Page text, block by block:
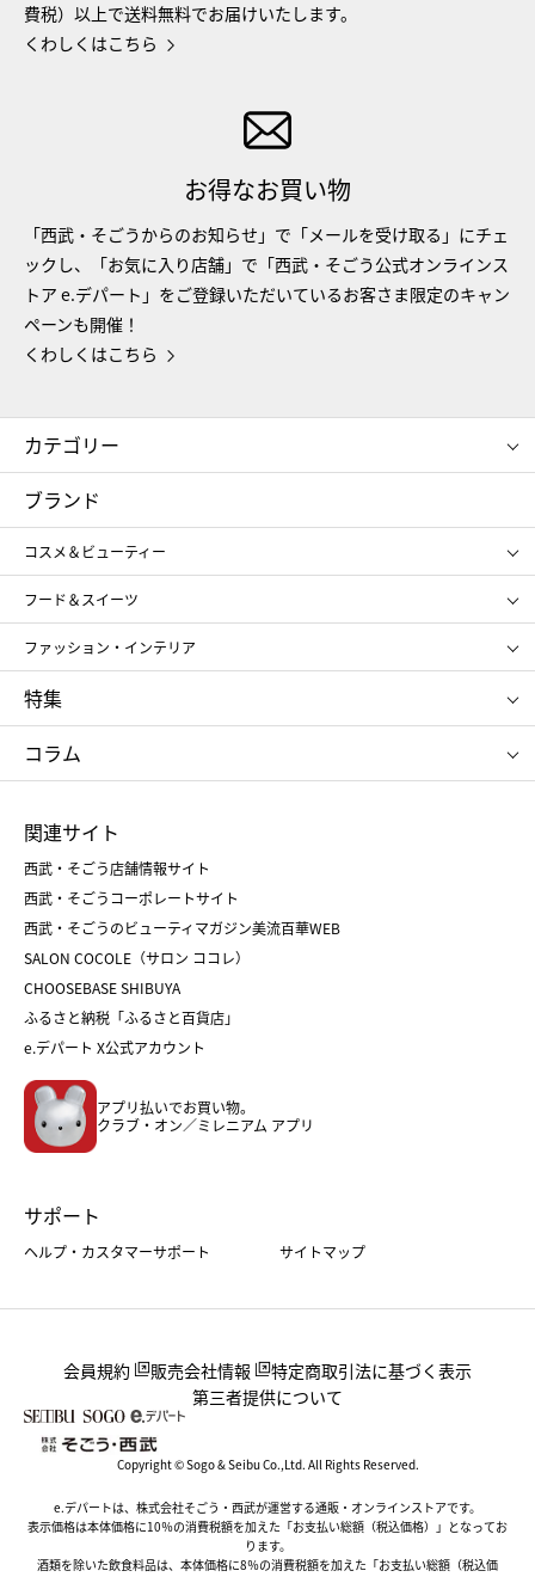
費税）以上で送料無料でお届けいたします。
くわしくはこちら
お得なお買い物
「西武・そごうからのお知らせ」で「メールを受け取る」にチェ
ックし、「お気に入り店舗」で「西武・そごう公式オンラインス
トア e.デパート」をご登録いただいているお客さま限定のキャン
ペーンも開催！
くわしくはこちら
カテゴリー
コスメ＆ビューティー
ギフト
レディース
メンズ
スポーツ・アウトドア
お中元
お歳暮
ブランド
コスメ＆ビューティー
SHISEIDO
ポール&ジョー ボーテ
ジルスチュアート
NARS
RMK
クリニーク
SK-Ⅱ
フード＆スイーツ
アンリ・シャルパンティエ
ゴディバ
新宿高野
たねや
ねんりん家
ファッション・インテリア
ポロ ラルフ ローレン
タケオ キクチ
ママ＆キッズ
シュタイフ
特集
お中元
ひな人形
五月人形
父の日
クリスマスケーキ
ホワイトデー
コラム
菓子折り
和菓子
人気のギフト
バレンタイン
ホワイトデー
おせち
フード
ホーム・キッチン＆アート
関連サイト
西武・そごう店舗情報サイト
西武・そごうコーポレートサイト
西武・そごうのビューティマガジン美流百華WEB
SALON COCOLE（サロン ココレ）
CHOOSEBASE SHIBUYA
ふるさと納税「ふるさと百貨店」
e.デパート X公式アカウント
アプリ払いでお買い物。
クラブ・オン／ミレニアム アプリ
サポート
ヘルプ・カスタマーサポート サイトマップ
会員規約 販売会社情報
特定商取引法に基づく表示
第三者提供について
Copyright © Sogo & Seibu Co.,Ltd. All Rights Reserved.
e.デパートは、株式会社そごう・西武が運営する通販・オンラインストアです。
表示価格は本体価格に10％の消費税額を加えた「お支払い総額（税込価格）」となってお
ります。
酒類を除いた飲食料品は、本体価格に8％の消費税額を加えた「お支払い総額（税込価